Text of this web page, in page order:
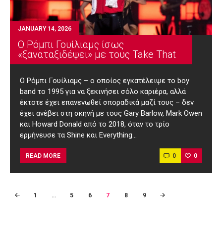
JANUARY 14, 2026
Ο Ρόμπι Γουίλιαμς ίσως
«ξαναταξιδέψει» με τους Take That
Ο Ρόμπι Γουίλιαμς – ο οποίος εγκατέλειψε το boy
band το 1995 για να ξεκινήσει σόλο καριέρα, αλλά
έκτοτε έχει επανενωθεί σποραδικά μαζί τους – δεν
έχει ανέβει στη σκηνή με τους Gary Barlow, Mark Owen
και Howard Donald από το 2018, όταν το τρίο
ερμήνευσε τα Shine και Everything…
READ MORE 0 0
Posts
<
PAGE
1 … PAGE
5 PAGE
6 PAGE
7 PAGE
8 PAGE
9